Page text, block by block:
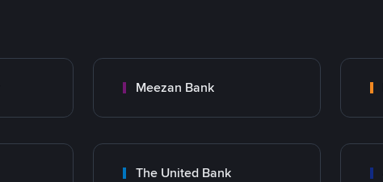
Meezan Bank
The United Bank